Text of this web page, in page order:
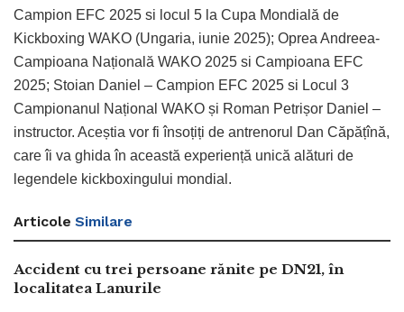
Campion EFC 2025 si locul 5 la Cupa Mondială de
Kickboxing WAKO (Ungaria, iunie 2025); Oprea Andreea-
Campioana Națională WAKO 2025 si Campioana EFC
2025; Stoian Daniel – Campion EFC 2025 si Locul 3
Campionanul Național WAKO și Roman Petrișor Daniel –
instructor. Aceștia vor fi însoțiți de antrenorul Dan Căpățînă,
care îi va ghida în această experiență unică alături de
legendele kickboxingului mondial.
Articole Similare
Accident cu trei persoane rănite pe DN21, în
localitatea Lanurile